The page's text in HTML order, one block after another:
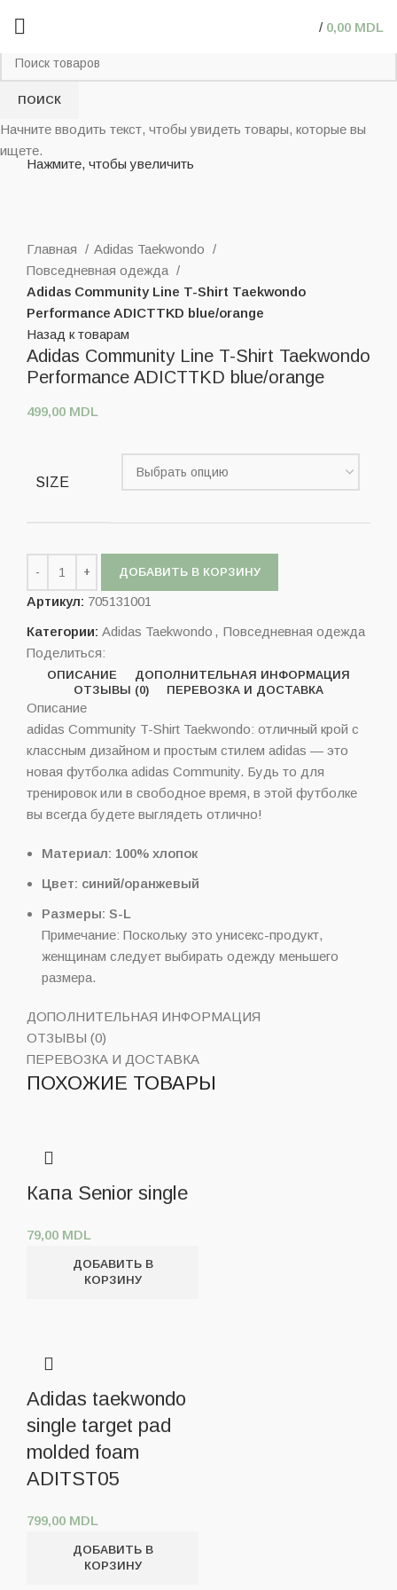
/ 0,00 MDL
Нажмите, чтобы увеличить
Главная
Adidas Taekwondo
Повседневная одежда
Adidas Community Line T-Shirt Taekwondo
Performance ADICTTKD blue/orange
Назад к товарам
Adidas Community Line T-Shirt Taekwondo
Performance ADICTTKD blue/orange
499,00 MDL
SIZE
ДОБАВИТЬ В КОРЗИНУ
Артикул: 705131001
Категории: Adidas Taekwondo , Повседневная одежда
Поделиться:
ОПИСАНИЕ
ДОПОЛНИТЕЛЬНАЯ ИНФОРМАЦИЯ
ОТЗЫВЫ (0)
ПЕРЕВОЗКА И ДОСТАВКА
Описание
adidas Community T-Shirt Taekwondo: отличный крой с
классным дизайном и простым стилем adidas — это
новая футболка adidas Community. Будь то для
тренировок или в свободное время, в этой футболке
вы всегда будете выглядеть отлично!
Материал: 100% хлопок
Цвет: синий/оранжевый
Размеры: S-L
Примечание: Поскольку это унисекс-продукт,
женщинам следует выбирать одежду меньшего
размера.
ДОПОЛНИТЕЛЬНАЯ ИНФОРМАЦИЯ
ОТЗЫВЫ (0)
ПЕРЕВОЗКА И ДОСТАВКА
ПОХОЖИЕ ТОВАРЫ
Капа Senior single
79,00 MDL
ДОБАВИТЬ В
КОРЗИНУ
Adidas taekwondo
single target pad
molded foam
ADITST05
799,00 MDL
ДОБАВИТЬ В
КОРЗИНУ
ПОИСК
Начните вводить текст, чтобы увидеть товары, которые вы
ищете.